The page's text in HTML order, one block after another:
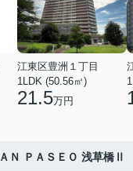
江東区豊洲１丁目
1LDK (50.56㎡)
21.5万円
Ｎ ＰＡＳＥＯ 浅草橋Ⅱ